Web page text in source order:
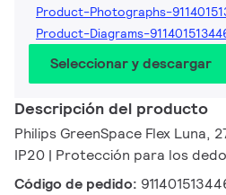
Product-Photographs-
Product-Diagrams-
Seleccionar y descargar
Descripción del producto
Philips GreenSpace Flex Luna,
IP20 | Protección para los
Código de pedido: